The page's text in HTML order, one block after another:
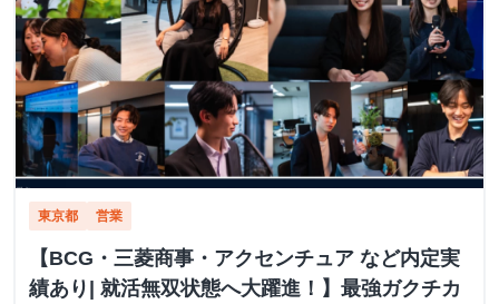
東京都 営業
【BCG・三菱商事・アクセンチュア など内定実
績あり| 就活無双状態へ大躍進！】最強ガクチカ